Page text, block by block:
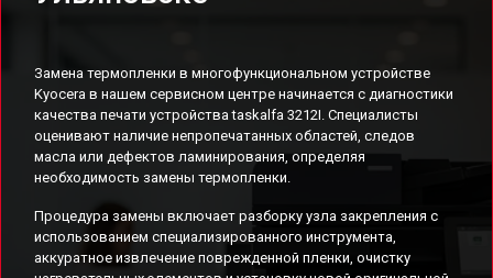
Замена термопленки в многофункциональном устройстве
Kyocera в нашем сервисном центре начинается с диагностики
качества печати устройства taskalfa 3212I. Специалисты
оценивают наличие непропечатанных областей, следов
масла или дефектов ламинирования, определяя
необходимость замены термопленки.
Процедура замены включает разборку узла закрепления с
использованием специализированного инструмента,
аккуратное извлечение поврежденной пленки, очистку